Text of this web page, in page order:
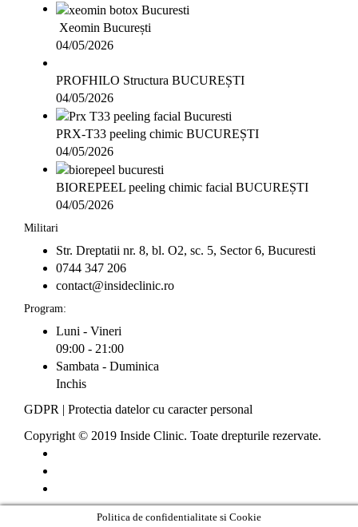
Xeomin București
04/05/2026
PROFHILO Structura BUCUREȘTI
04/05/2026
PRX-T33 peeling chimic BUCUREȘTI
04/05/2026
BIOREPEEL peeling chimic facial BUCUREȘTI
04/05/2026
Militari
Str. Dreptatii nr. 8, bl. O2, sc. 5, Sector 6, Bucuresti
0744 347 206
contact@insideclinic.ro
Program:
Luni - Vineri
09:00 - 21:00
Sambata - Duminica
Inchis
GDPR | Protectia datelor cu caracter personal
Copyright © 2019 Inside Clinic. Toate drepturile rezervate.
Politica de confidentialitate si Cookie